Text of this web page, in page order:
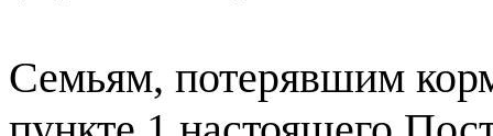
Семьям, потерявшим